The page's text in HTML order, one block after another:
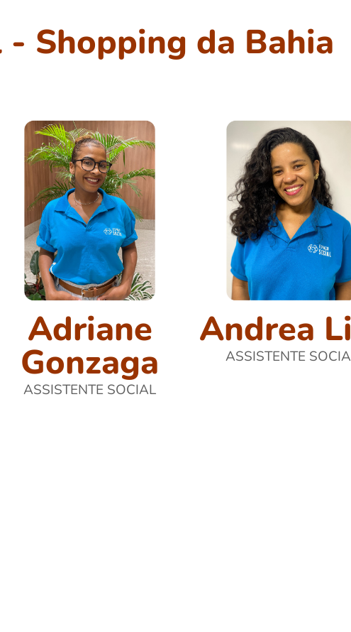
- Shopping da Bahia
Adriane
Gonzaga
ASSISTENTE SOCIAL
Andrea
ASSISTENTE